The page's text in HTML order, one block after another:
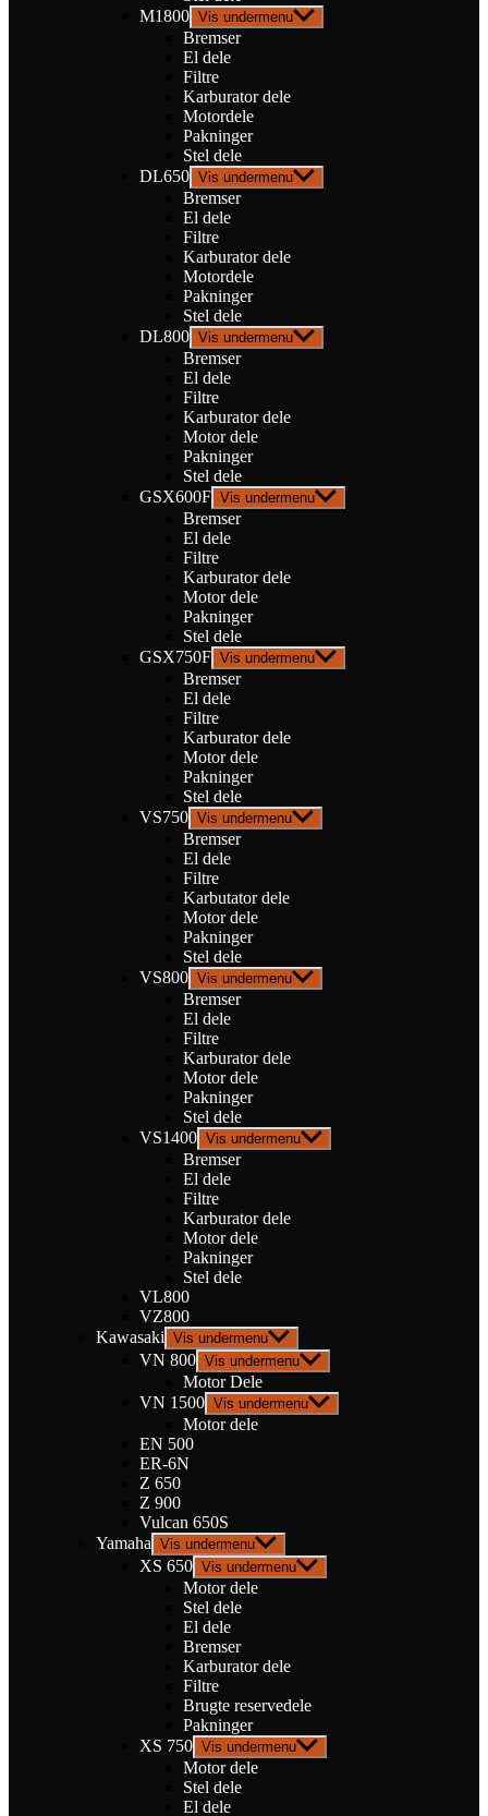
M1800 Vis undermenu
Bremser
El dele
Filtre
Karburator dele
Motordele
Pakninger
Stel dele
DL650 Vis undermenu
Bremser
El dele
Filtre
Karburator dele
Motordele
Pakninger
Stel dele
DL800 Vis undermenu
Bremser
El dele
Filtre
Karburator dele
Motor dele
Pakninger
Stel dele
GSX600F Vis undermenu
Bremser
El dele
Filtre
Karburator dele
Motor dele
Pakninger
Stel dele
GSX750F Vis undermenu
Bremser
El dele
Filtre
Karburator dele
Motor dele
Pakninger
Stel dele
VS750 Vis undermenu
Bremser
El dele
Filtre
Karbutator dele
Motor dele
Pakninger
Stel dele
VS800 Vis undermenu
Bremser
El dele
Filtre
Karburator dele
Motor dele
Pakninger
Stel dele
VS1400 Vis undermenu
Bremser
El dele
Filtre
Karburator dele
Motor dele
Pakninger
Stel dele
VL800
VZ800
Kawasaki Vis undermenu
VN 800 Vis undermenu
Motor Dele
VN 1500 Vis undermenu
Motor dele
EN 500
ER-6N
Z 650
Z 900
Vulcan 650S
Yamaha Vis undermenu
XS 650 Vis undermenu
Motor dele
Stel dele
El dele
Bremser
Karburator dele
Filtre
Brugte reservedele
Pakninger
XS 750 Vis undermenu
Motor dele
Stel dele
El dele